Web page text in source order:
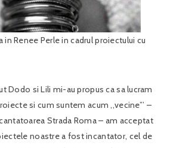
Renee Perle in cadrul proiectului cu
Dodo si Lili mi-au propus ca sa lucram
si cum suntem acum ,,vecine”’ –
Strada Roma – am acceptat
noastre a fost incantator, cel de